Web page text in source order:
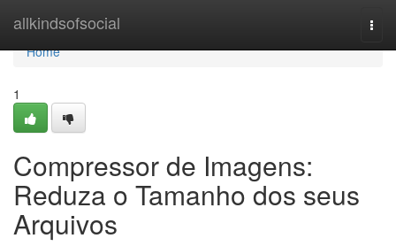
allkindsofsocial
Home
Home
1
Compressor de Imagens:
Reduza o Tamanho dos seus
Arquivos